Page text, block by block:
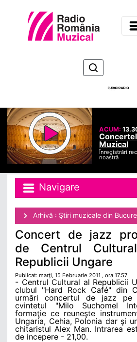
ACUM:
Muzical
Înregistrări
noastră
Navigare
Arhivă : Ştiri muzicale din
Concert de jazz
de Centrul
Republicii Ungare
Publicat: marţi, 15 Februarie 2011 , ora 17.57
- Centrul Cultural al Republicii
clubul "Hard Rock Café" din
urmări concertul de jazz
cvintetul "Milo Suchomel
formaţie ce reuneşte
Ungaria, Cehia, Polonia dar şi
chitaristul Alex Man. Intrarea
de incepere - 21,00.